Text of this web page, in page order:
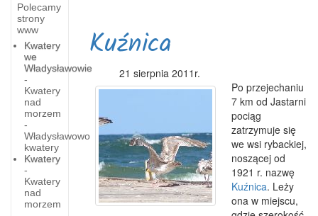
Polecamy
strony
www
Kwatery
we
Władysławowie
-
Kwatery
nad
morzem
-
Władysławowo
kwatery
Kwatery
-
Kwatery
nad
morzem
Kuźnica
21 sierpnia 2011r.
Po przejechaniu
7 km od Jastarni
pociąg
zatrzymuje się
we wsi rybackiej,
noszącej od
1921 r. nazwę
Kuźnica. Leży
ona w miejscu,